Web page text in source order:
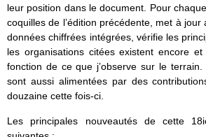
leur position dans le document. Pour
coquilles de l’édition précédente, met à
données chiffrées intégrées, vérifie les
les organisations citées existent encore
fonction de ce que j’observe sur le
sont aussi alimentées par des
douzaine cette fois-ci.
Les principales nouveautés de cette